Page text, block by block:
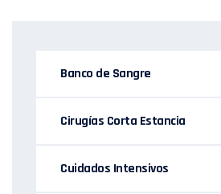
Banco de Sangre
Cirugías Corta Estancia
Cuidados Intensivos